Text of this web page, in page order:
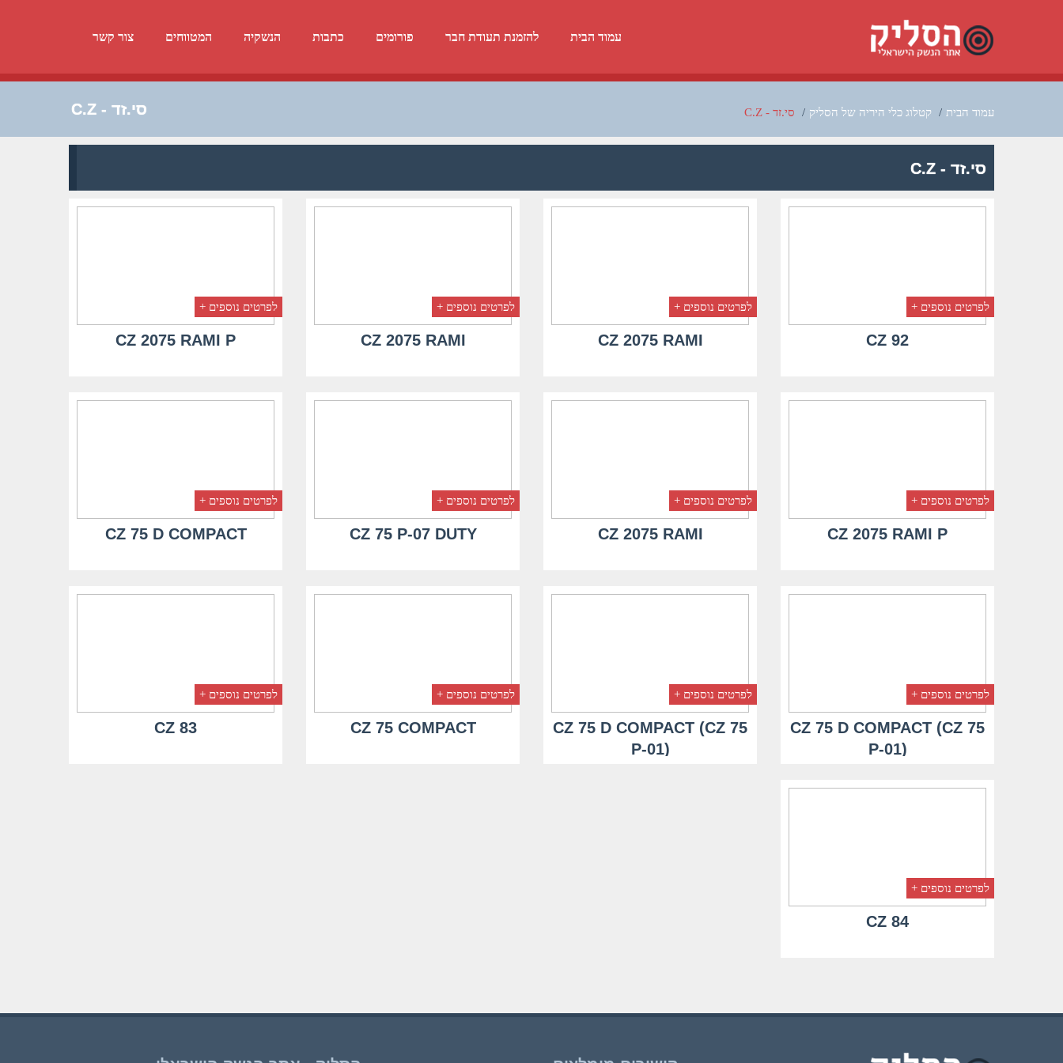
עמוד הבית להזמנת תעודת חבר פורומים כתבות הנשקיה המטווחים צור קשר
סי.זד - C.Z עמוד הבית / קטלוג כלי היריה של הסליק / סי.זד - C.Z
סי.זד - C.Z
לפרטים נוספים +
CZ 92
לפרטים נוספים +
CZ 2075 RAMI
לפרטים נוספים +
CZ 2075 RAMI
לפרטים נוספים +
CZ 2075 RAMI P
לפרטים נוספים +
CZ 2075 RAMI P
לפרטים נוספים +
CZ 2075 RAMI
לפרטים נוספים +
CZ 75 P-07 DUTY
לפרטים נוספים +
CZ 75 D COMPACT
לפרטים נוספים +
CZ 75 D COMPACT (CZ 75
P-01)
לפרטים נוספים +
CZ 75 D COMPACT (CZ 75
P-01)
לפרטים נוספים +
CZ 75 COMPACT
לפרטים נוספים +
CZ 83
לפרטים נוספים +
CZ 84